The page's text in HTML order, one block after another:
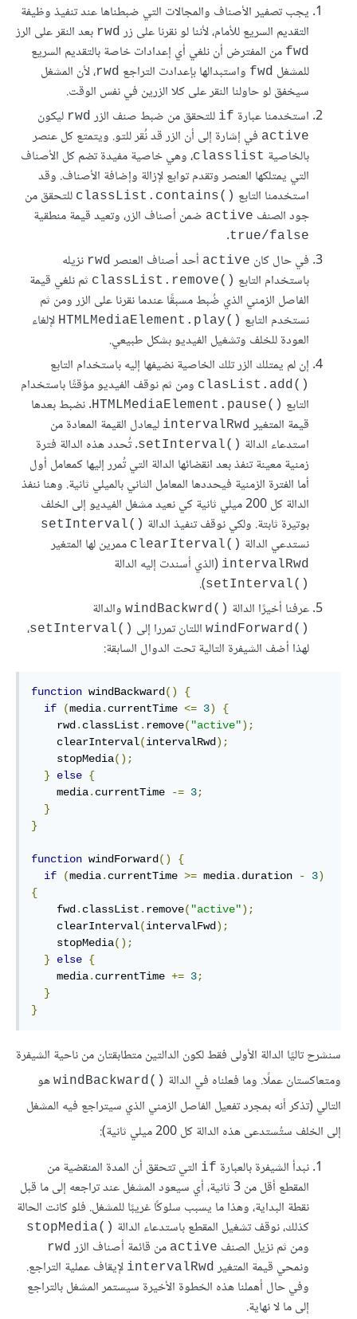
يجب تصفير اﻷصناف والمجالات التي ضبطناها عند تنفيذ وظيفة
التقديم السريع للأمام، لأننا لو نقرنا على زر rwd بعد النقر على الرز
fwd من المفترض أن نلغي أي إعدادات خاصة بالتقديم السريع
للمشغل fwd واستبدالها بإعدادت التراجع rwd، لأن المشغل
سيخفق لو حاولنا النقر على كلا الزرين في نفس الوقت.
استخدمنا عبارة if للتحقق من ضبط صنف الزر rwd ليكون
active في إشارة إلى أن الزر قد نُقر للتو. ويتمتع كل عنصر
بالخاصية classlist، وهي خاصية مفيدة تضم كل الأصناف
التي يمتلكها العنصر وتقدم توابع ﻹزالة وإضافة اﻷصناف. وقد
استخدمنا التابع ()classList.contains
للتحقق من
جود الصنف active ضمن أصناف الزر، وتعيد قيمة منطقية
true/false
.
في حال كان active أحد أصناف العنصر rwd نزيله
باستخدام التابع ()classList.remove
ثم نلغي قيمة
الفاصل الزمني الذي ضُبط مسبقًا عندما نقرنا على الزر ومن ثم
نستخدم التابع ()HTMLMediaElement.play
ﻹلغاء
العودة للخلف وتشغيل الفيديو بشكل طبيعي.
إن لم يمتلك الزر تلك الخاصية نضيفها إليه باستخدام التابع
()clasList.add
ومن ثم نوقف الفيديو مؤقتًا باستخدام
التابع ()HTMLMediaElement.pause
. نضبط بعدها
قيمة المتغير intervalRwd ليعادل القيمة المعادة من
استدعاء الدالة ()setInterval
. تُحدد هذه الدالة فترة
زمنية معينة تنفذ بعد انقضائها الدالة التي تُمرر إليها كمعامل أول
أما الفترة الزمنية فيحددها المعامل الثاني بالميلي ثانية. وهنا ننفذ
الدالة كل 200 ميلي ثانية كي نعيد مشغل الفيديو إلى الخلف
بوتيرة ثابتة. ولكي نوقف تنفيذ الدالة ()setInterval
نستدعي الدالة ()clearIterval ممرين لها المتغير
intervalRwd (الذي أسندت إليه الدالة
()setInterval
).
عرفنا أخيرًا الدالة ()windBackwrd والدالة
()windForward اللتان تمررا إلى ()setInterval
،
لهذا أضف الشيفرة التالية تحت الدوال السابقة:
function windBackward ()
{
if
(media. currentTime <= 3)
{
    rwd
. classList . remove( "active");
    clearInterval
(intervalRwd );
    stopMedia
();
}
else {
    media
. currentTime -= 3;
}
}
function windForward ()
{
if
(media. currentTime >= media. duration - 3)
{
    fwd
. classList . remove( "active");
    clearInterval
(intervalFwd );
    stopMedia
();
}
else {
    media
. currentTime += 3;
}
}
سنشرح تاليًا الدالة الأولى فقط لكون الدالتين متطابقتان من ناحية الشيفرة
ومتعاكستان عملًا. وما فعلناه في الدالة ()windBackward
هو
التالي (تذكر أنه بمجرد تفعيل الفاصل الزمني الذي سيتراجع فيه المشغل
إلى الخلف ستُستدعى هذه الدالة كل 200 ميلي ثانية):
نبدأ الشيفرة بالعبارة if التي تتحقق أن المدة المنقضية من
المقطع أقل من 3 ثانية، أي سيعود المشغل عند تراجعه إلى ما قبل
نقطة البداية، وهذا ما يسبب سلوكًا غريبًا للمشغل. فلو كانت الحالة
كذلك، نوقف تشغيل المقطع باستدعاء الدالة ()stopMedia
ومن ثم نزيل الصنف active من قائمة أصناف الزر rwd
ونمحي قيمة المتغير intervalRwd ﻹيقاف عملية التراجع.
وفي حال أهملنا هذه الخطوة اﻷخيرة سيستمر المشغل بالتراجع
إلى ما لا نهاية.